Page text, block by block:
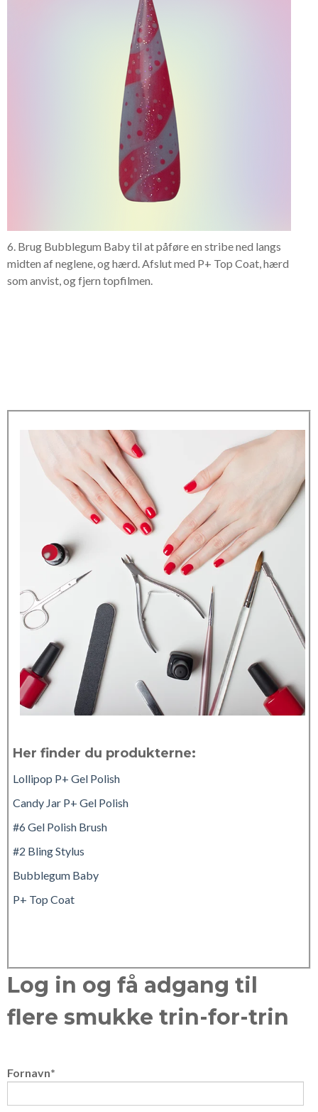
6. Brug Bubblegum Baby til at påføre en stribe ned langs
midten af neglene, og hærd. Afslut med P+ Top Coat, hærd
som anvist, og fjern topfilmen.
Her finder du produkterne:
Lollipop P+ Gel Polish
Candy Jar P+ Gel Polish
#6 Gel Polish Brush
#2 Bling Stylus
Bubblegum Baby
P+ Top Coat
Log in og få adgang til
flere smukke trin-for-trin
Fornavn*